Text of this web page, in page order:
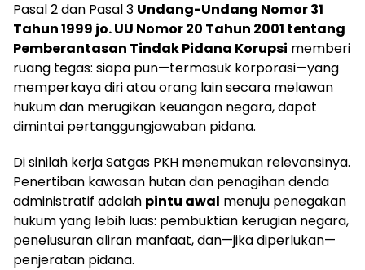
Pasal 2 dan Pasal 3 Undang-Undang Nomor 31
Tahun 1999 jo. UU Nomor 20 Tahun 2001 tentang
Pemberantasan Tindak Pidana Korupsi memberi
ruang tegas: siapa pun—termasuk korporasi—yang
memperkaya diri atau orang lain secara melawan
hukum dan merugikan keuangan negara, dapat
dimintai pertanggungjawaban pidana.
Di sinilah kerja Satgas PKH menemukan relevansinya.
Penertiban kawasan hutan dan penagihan denda
administratif adalah pintu awal menuju penegakan
hukum yang lebih luas: pembuktian kerugian negara,
penelusuran aliran manfaat, dan—jika diperlukan—
penjeratan pidana.